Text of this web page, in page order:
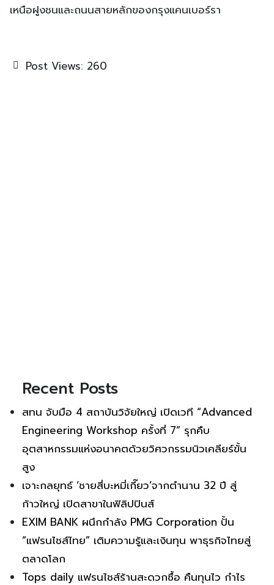
เหนือฝูงชนและถนนสายหลักของกรุงแคนเบอร์รา
Post Views: 260
Recent Posts
สทน จับมือ 4 สถาบันวิจัยใหญ่ เปิดเวที “Advanced
Engineering Workshop ครั้งที่ 7” รุกคืบ
อุตสาหกรรมแห่งอนาคตด้วยวิศวกรรมนิวเคลียร์ขั้น
สูง
เจาะกลยุทธ์ ‘ชายสี่บะหมี่เกี๊ยว’จากตำนาน 32 ปี สู่
ก้าวใหญ่ เปิดสาขาในฟิลิปปินส์
EXIM BANK ผนึกกำลัง PMG Corporation ปั้น
“แฟรนไชส์ไทย” เติมความรู้และเงินทุน พาธุรกิจไทยสู่
ตลาดโลก
Tops daily แฟรนไชส์ร้านสะดวกซื้อ คืนทุนไว กำไร